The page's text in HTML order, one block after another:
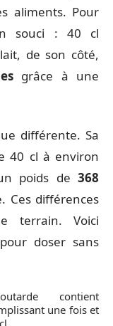
aliments. Pour
souci : 40 cl
de son côté,
grâce à une
différente. Sa
40 cl à environ
poids de368
Ces différences
terrain. Voici
doser sans
contient
une fois et